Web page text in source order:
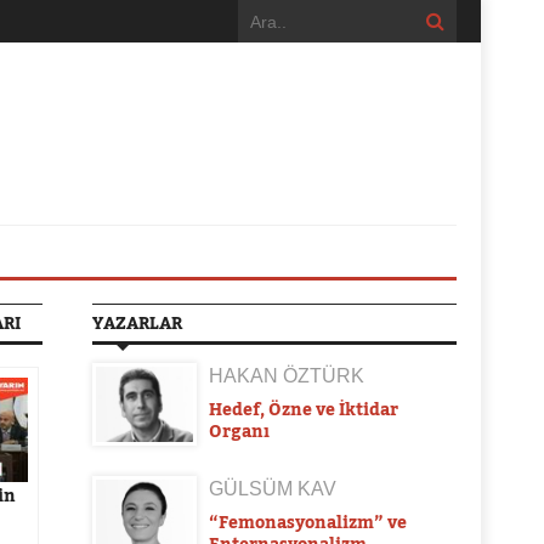
YAZARLAR
HAKAN ÖZTÜRK
Hedef, Özne ve İktidar
Organı
GÜLSÜM KAV
“Femonasyonalizm” ve